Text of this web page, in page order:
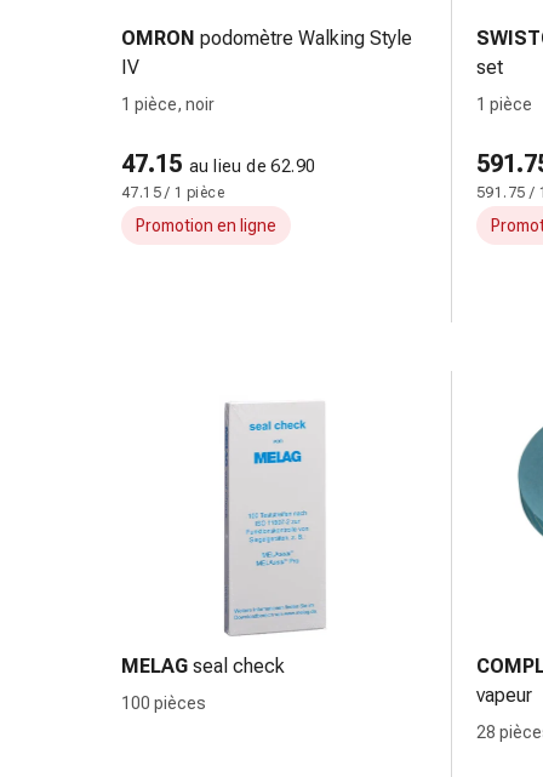
Sparadraps
de
Bandes
de
compression
accessoires
Bandages
tubulaires
pansement
et
coups
de
OMRON podomètre Walking Style
IV
1 pièce, noir
47.15 au lieu de 62.90
47.15 / 1 pièce
Promotion en ligne
set
1 pièce
591.75 /
MELAG seal check
100 pièces
vapeur
28